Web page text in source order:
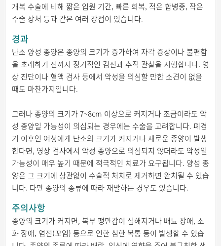
개복 수술에 비해 짧은 입원 기간, 빠른 회복, 적은 합병증, 작은
수술 상처 등과 같은 여러 장점이 있습니다.
경과
난소 양성 종양은 종양의 크기가 증가하여 자각 증상이나 불편함
을 초래하기 전까지 정기적인 검진과 추적 관찰을 시행합니다. 영
상 진단이나 혈액 검사 등에서 악성을 의심할 만한 소견이 없을
때도 마찬가지입니다.
그러나 종양의 크기가 7~8cm 이상으로 커지거나 조금이라도 악
성 종양일 가능성이 의심되는 경우에는 수술을 고려합니다. 폐경
기 이후인 여성에게 난소의 크기가 커지거나 새로운 종양이 발생
한다면, 영상 검사에서 악성 종양으로 의심되지 않더라도 악성일
가능성이 매우 높기 때문에 적극적인 치료가 요구됩니다. 양성 종
양은 그 크기에 상관없이 수술적 처치로 제거하면 완치될 수 있습
니다. 다만 종양의 종류에 따라 재발하는 경우도 있습니다.
주의사항
종양의 크기가 커지면, 복부 팽만감이 심해지거나 배뇨 장애, 소
화 장애, 염전(꼬임) 등으로 인한 심한 복통 등이 발생할 수 있습